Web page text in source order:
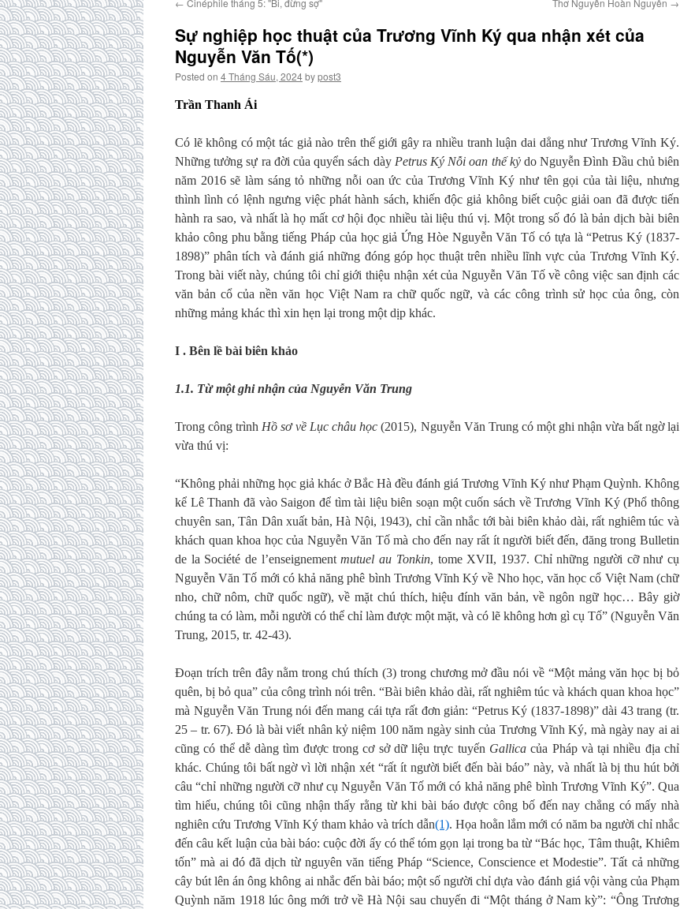
← Cinéphile tháng 5: "Bi, đừng sợ" Thơ Nguyễn Hoàn Nguyên →
Sự nghiệp học thuật của Trương Vĩnh Ký qua nhận xét của
Nguyễn Văn Tố(*)
Posted on 4 Tháng Sáu, 2024bypost3
Trần Thanh Ái
Có lẽ không có một tác giả nào trên thế giới gây ra nhiều tranh luận dai dẳng như Trương Vĩnh Ký.
Những tưởng sự ra đời của quyển sách dày Petrus Ký Nỗi oan thế kỷdo Nguyễn Đình Đầu chủ biên
năm 2016 sẽ làm sáng tỏ những nỗi oan ức của Trương Vĩnh Ký như tên gọi của tài liệu, nhưng
thình lình có lệnh ngưng việc phát hành sách, khiến độc giả không biết cuộc giải oan đã được tiến
hành ra sao, và nhất là họ mất cơ hội đọc nhiều tài liệu thú vị. Một trong số đó là bản dịch bài biên
khảo công phu bằng tiếng Pháp của học giả Ứng Hòe Nguyễn Văn Tố có tựa là “Petrus Ký (1837-
1898)” phân tích và đánh giá những đóng góp học thuật trên nhiều lĩnh vực của Trương Vĩnh Ký.
Trong bài viết này, chúng tôi chỉ giới thiệu nhận xét của Nguyễn Văn Tố về công việc san định các
văn bản cổ của nền văn học Việt Nam ra chữ quốc ngữ, và các công trình sử học của ông, còn
những mảng khác thì xin hẹn lại trong một dịp khác.
I . Bên lề bài biên khảo
1.1. Từ một ghi nhận của Nguyễn Văn Trung
Trong công trình Hồ sơ về Lục châu học (2015), Nguyễn Văn Trung có một ghi nhận vừa bất ngờ lại
vừa thú vị:
“Không phải những học giả khác ở Bắc Hà đều đánh giá Trương Vĩnh Ký như Phạm Quỳnh. Không
kể Lê Thanh đã vào Saigon để tìm tài liệu biên soạn một cuốn sách về Trương Vĩnh Ký (Phổ thông
chuyên san, Tân Dân xuất bản, Hà Nội, 1943), chỉ cần nhắc tới bài biên khảo dài, rất nghiêm túc và
khách quan khoa học của Nguyễn Văn Tố mà cho đến nay rất ít người biết đến, đăng trong Bulletin
de la Société de l’enseignementmutuel au Tonkin, tome XVII, 1937. Chỉ những người cỡ như cụ
Nguyễn Văn Tố mới có khả năng phê bình Trương Vĩnh Ký về Nho học, văn học cổ Việt Nam (chữ
nho, chữ nôm, chữ quốc ngữ), về mặt chú thích, hiệu đính văn bản, về ngôn ngữ học… Bây giờ
chúng ta có làm, mỗi người có thể chỉ làm được một mặt, và có lẽ không hơn gì cụ Tố” (Nguyễn Văn
Trung, 2015, tr. 42-43).
Đoạn trích trên đây nằm trong chú thích (3) trong chương mở đầu nói về “Một mảng văn học bị bỏ
quên, bị bỏ qua” của công trình nói trên. “Bài biên khảo dài, rất nghiêm túc và khách quan khoa học”
mà Nguyễn Văn Trung nói đến mang cái tựa rất đơn giản: “Petrus Ký (1837-1898)” dài 43 trang (tr.
25 – tr. 67). Đó là bài viết nhân kỷ niệm 100 năm ngày sinh của Trương Vĩnh Ký, mà ngày nay ai ai
cũng có thể dễ dàng tìm được trong cơ sở dữ liệu trực tuyến Gallica của Pháp và tại nhiều địa chỉ
khác. Chúng tôi bất ngờ vì lời nhận xét “rất ít người biết đến bài báo” này, và nhất là bị thu hút bởi
câu “chỉ những người cỡ như cụ Nguyễn Văn Tố mới có khả năng phê bình Trương Vĩnh Ký”. Qua
tìm hiểu, chúng tôi cũng nhận thấy rằng từ khi bài báo được công bố đến nay chẳng có mấy nhà
nghiên cứu Trương Vĩnh Ký tham khảo và trích dẫn(1). Họa hoằn lắm mới có năm ba người chỉ nhắc
đến câu kết luận của bài báo: cuộc đời ấy có thể tóm gọn lại trong ba từ “Bác học, Tâm thuật, Khiêm
tốn” mà ai đó đã dịch từ nguyên văn tiếng Pháp “Science, Conscience et Modestie”. Tất cả những
cây bút lên án ông không ai nhắc đến bài báo; một số người chỉ dựa vào đánh giá vội vàng của Phạm
Quỳnh năm 1918 lúc ông mới trở về Hà Nội sau chuyến đi “Một tháng ở Nam kỳ”: “Ông Trương